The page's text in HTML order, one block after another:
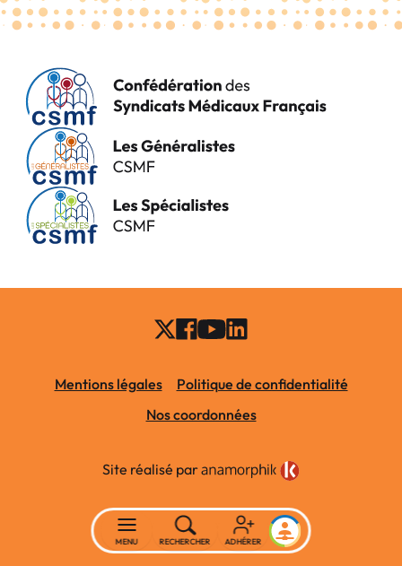
Mentions légales
Politique de confidentialité
Nos coordonnées
Site réalisé par
MENU RECHERCHER ADHÉRER